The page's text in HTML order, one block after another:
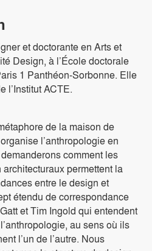
et doctorante en Arts et
Design, à l’École doctorale
1 Panthéon-Sorbonne. Elle
l’Institut ACTE.
de la maison de
l’anthropologie en
comment les
permettent la
entre le design et
étendu de correspondance
et Tim Ingold qui entendent
au sens où ils
l’un de l’autre. Nous